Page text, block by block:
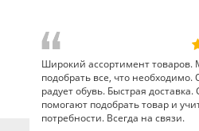
Широкий ассортимент
подобрать все, что необходимо.
радует обувь. Быстрая
помогают подобрать товар и
потребности. Всегда на связи.